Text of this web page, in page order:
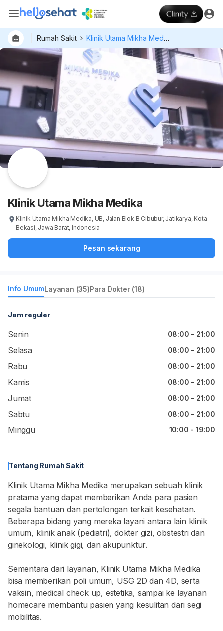
Rumah Sakit Klinik Utama Mikha Medika
Klinik Utama Mikha Medika
Klinik Utama Mikha Medika, UB, Jalan Blok B Cibubur, Jatikarya, Kota
Bekasi, Jawa Barat, Indonesia
Pesan sekarang
Info UmumLayanan (35)Para Dokter (18)
Jam reguler
Senin 08:00 - 21:00
Selasa 08:00 - 21:00
Rabu 08:00 - 21:00
Kamis 08:00 - 21:00
Jumat 08:00 - 21:00
Sabtu 08:00 - 21:00
Minggu 10:00 - 19:00
Tentang Rumah Sakit
Klinik Utama Mikha Medika merupakan sebuah klinik
pratama yang dapat memberikan Anda para pasien
segala bantuan dan pertolongan terkait kesehatan.
Beberapa bidang yang mereka layani antara lain klinik
umum, klinik anak (pediatri), dokter gizi, obstestri dan
ginekologi, klinik gigi, dan akupunktur.
Sementara dari layanan, Klinik Utama Mikha Medika
bisa memberikan poli umum, USG 2D dan 4D, serta
vaksin, medical check up, estetika, sampai ke layanan
homecare membantu pasien yang kesulitan dari segi
mobilitas.
Hospital